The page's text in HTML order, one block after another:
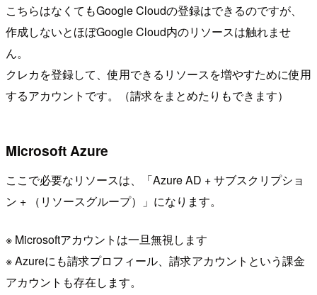
こちらはなくてもGoogle Cloudの登録はできるのですが、
作成しないとほぼGoogle Cloud内のリソースは触れませ
ん。
クレカを登録して、使用できるリソースを増やすために使用
するアカウントです。（請求をまとめたりもできます）
Microsoft Azure
ここで必要なリソースは、「Azure AD + サブスクリプショ
ン + （リソースグループ）」になります。
※ Microsoftアカウントは一旦無視します
※ Azureにも請求プロフィール、請求アカウントという課金
アカウントも存在します。